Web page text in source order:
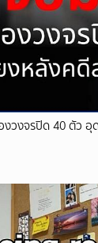
งจรปิด 40 ตัว อุ